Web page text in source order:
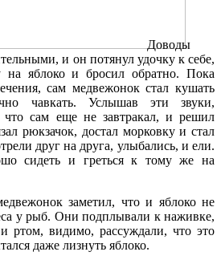
Доводы
и он потянул удочку к себе,
на яблоко и бросил обратно. Пока
сам медвежонок стал кушать
чавкать. Услышав эти звуки,
что сам еще не завтракал, и решил
рюкзачок, достал морковку и стал
друг на друга, улыбались, и ели.
сидеть и греться к тому же на
заметил, что и яблоко не
у рыб. Они подплывали к наживке,
ртом, видимо, рассуждали, что это
даже лизнуть яблоко.